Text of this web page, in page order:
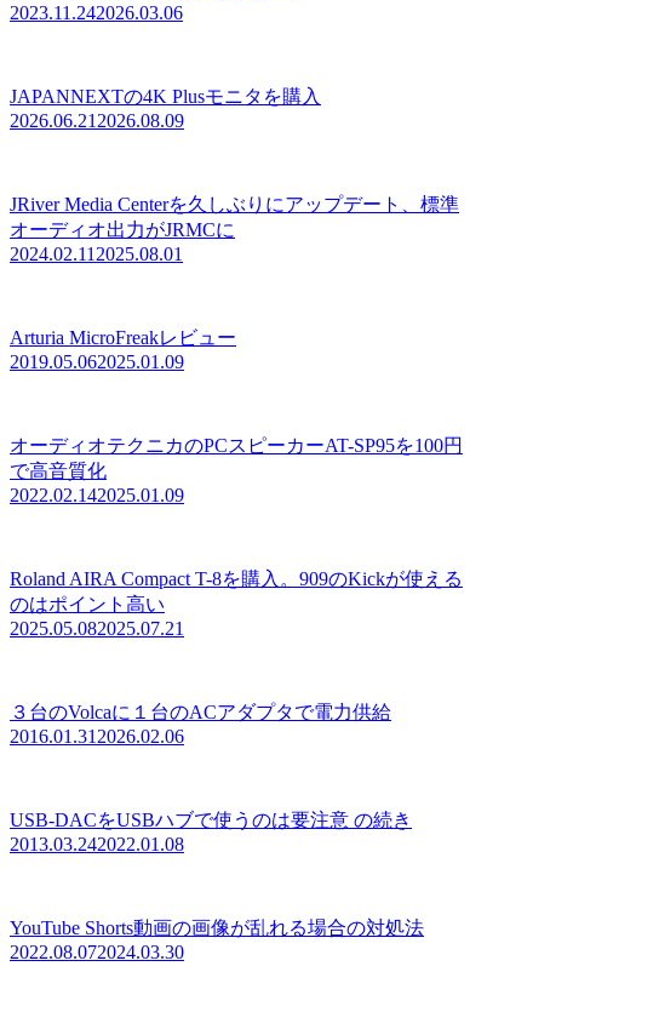
2023.11.242026.03.06
JAPANNEXTの4K Plusモニタを購入
2026.06.21 2026.08.09
JRiver Media Centerを久しぶりにアップデート、標準
オーディオ出力がJRMCに
2024.02.11 2025.08.01
Arturia MicroFreakレビュー
2019.05.062025.01.09
オーディオテクニカのPCスピーカーAT-SP95を100円
で高音質化
2022.02.142025.01.09
Roland AIRA Compact T-8を購入。909のKickが使える
のはポイント高い
2025.05.082025.07.21
３台のVolcaに１台のACアダプタで電力供給
2016.01.31 2026.02.06
USB-DACをUSBハブで使うのは要注意 の続き
2013.03.242022.01.08
YouTube Shorts動画の画像が乱れる場合の対処法
2022.08.072024.03.30